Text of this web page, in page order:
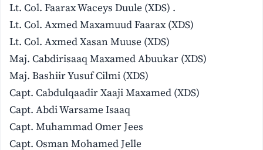
Lt. Col. Faarax Waceys Duule (XDS) .
Lt. Col. Axmed Maxamuud Faarax (XDS)
Lt. Col. Axmed Xasan Muuse (XDS)
Maj. Cabdirisaaq Maxamed Abuukar (XDS)
Maj. Bashiir Yusuf Cilmi (XDS)
Capt. Cabdulqaadir Xaaji Maxamed (XDS)
Capt. Abdi Warsame Isaaq
Capt. Muhammad Omer Jees
Capt. Osman Mohamed Jelle